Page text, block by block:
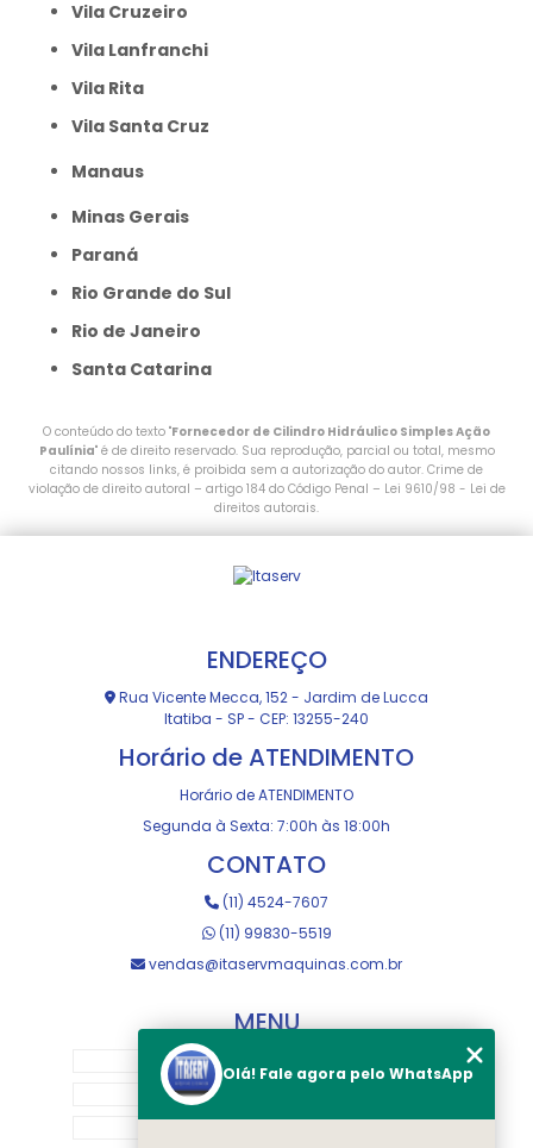
Vila Cruzeiro
Vila Lanfranchi
Vila Rita
Vila Santa Cruz
Manaus
Minas Gerais
Paraná
Rio Grande do Sul
Rio de Janeiro
Santa Catarina
O conteúdo do texto "Fornecedor de Cilindro Hidráulico Simples Ação
Paulínia" é de direito reservado. Sua reprodução, parcial ou total, mesmo
citando nossos links, é proibida sem a autorização do autor. Crime de
violação de direito autoral – artigo 184 do Código Penal – Lei 9610/98 - Lei de
direitos autorais.
ENDEREÇO
Rua Vicente Mecca, 152 - Jardim de Lucca
Itatiba - SP - CEP: 13255-240
Horário de ATENDIMENTO
Horário de ATENDIMENTO
Segunda à Sexta: 7:00h às 18:00h
CONTATO
(11) 4524-7607
(11) 99830-5519
vendas@itaservmaquinas.com.br
MENU
MANUTENÇÃO E USINAGEM
Olá! Fale agora pelo WhatsApp